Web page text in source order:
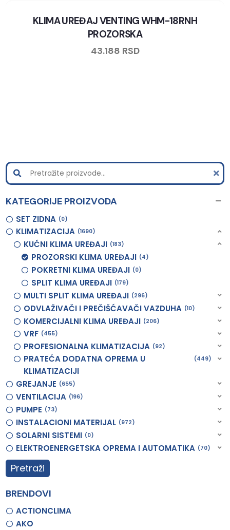
KLIMA UREĐAJ VENTING WHM-18RNH
PROZORSKA
43.188 RSD
KATEGORIJE PROIZVODA
SET ZIDNA 0
KLIMATIZACIJA 1690
KUĆNI KLIMA UREĐAJI 183
PROZORSKI KLIMA UREĐAJI 4
POKRETNI KLIMA UREĐAJI 0
SPLIT KLIMA UREĐAJI 179
MULTI SPLIT KLIMA UREĐAJI 296
ODVLAŽIVAČI I PREČIŠĆAVAČI VAZDUHA 10
KOMERCIJALNI KLIMA UREĐAJI 206
VRF 455
PROFESIONALNA KLIMATIZACIJA 92
PRATEĆA DODATNA OPREMA U
KLIMATIZACIJI
449
GREJANJE 655
VENTILACIJA 196
PUMPE 73
INSTALACIONI MATERIJAL 972
SOLARNI SISTEMI 0
ELEKTROENERGETSKA OPREMA I AUTOMATIKA 70
Pretraži
BRENDOVI
ACTIONCLIMA
AKO